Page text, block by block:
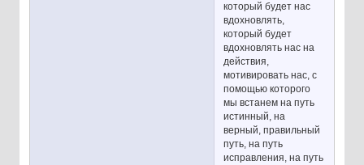
который будет нас
вдохновлять,
который будет
вдохновлять нас на
действия,
мотивировать нас, с
помощью которого
мы встанем на путь
истинный, на
верный, правильный
путь, на путь
исправления, на путь